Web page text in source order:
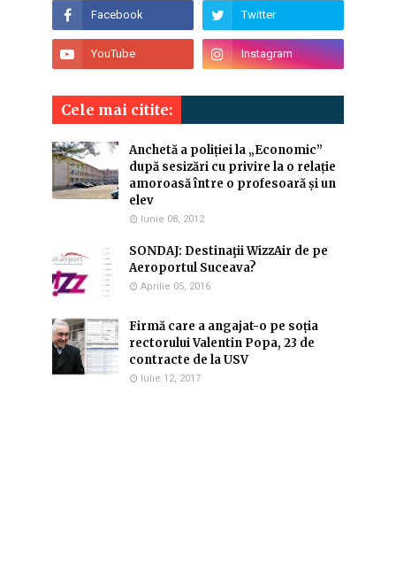
Cele mai citite:
Anchetă a poliției la „Economic”
după sesizări cu privire la o relație
amoroasă între o profesoară și un
elev
Iunie 08, 2012
SONDAJ: Destinaţii WizzAir de pe
Aeroportul Suceava?
Aprilie 05, 2016
Firmă care a angajat-o pe soția
rectorului Valentin Popa, 23 de
contracte de la USV
Iulie 12, 2017